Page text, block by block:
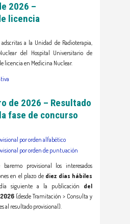
2026 –
licencia
adscritas a la Unidad de Radioterapia,
del Hospital Universitario de
licencia en Medicina Nuclear.
de 2026 – Resultado
fase de concurso
por orden alfabético
por orden de puntuación
provisional los interesados
en el plazo de diez días hábiles
siguiente a la publicación del
(desde Tramitación > Consulta y
al resultado provisional).